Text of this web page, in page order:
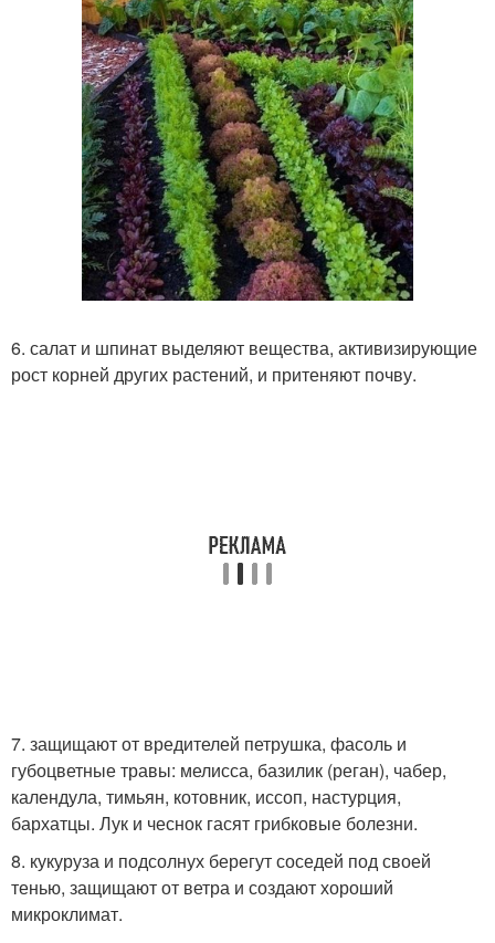
6. салат и шпинат выделяют вещества, активизирующие
рост корней других растений, и притеняют почву.
7. защищают от вредителей петрушка, фасоль и
губоцветные травы: мелисса, базилик (реган), чабер,
календула, тимьян, котовник, иссоп, настурция,
бархатцы. Лук и чеснок гасят грибковые болезни.
8. кукуруза и подсолнух берегут соседей под своей
тенью, защищают от ветра и создают хороший
микроклимат.